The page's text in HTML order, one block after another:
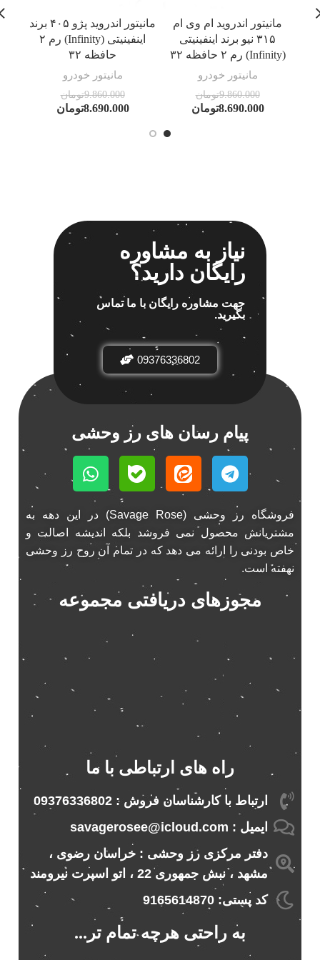
مانیتور اندروید ام وی ام
۳۱۵ نیو برند اینفینیتی
(Infinity) رم ۲ حافظه ۳۲
مانیتور خودرو
9.860.000تومان
8.690.000تومان
مانیتور اندروید پژو ۴۰۵ برند
اینفینیتی (Infinity) رم ۲
حافظه ۳۲
مانیتور خودرو
9.860.000تومان
8.690.000تومان
نیاز به مشاوره
رایگان دارید؟
جهت مشاوره رایگان با ما تماس
بگیرید.
09376336802
پیام رسان های رز وحشی
فروشگاه رز وحشی (Savage Rose) در این دهه به
مشتریانش محصول نمی فروشد بلکه اندیشه اصالت و
خاص بودنی را ارائه می دهد که در تمام آن روح رز وحشی
نهفته است.
مجوزهای دریافتی مجموعه
راه های ارتباطی با ما
ارتباط با کارشناسان فروش : 09376336802
ایمیل : savagerosee@icloud.com
دفتر مرکزی رز وحشی : خراسان رضوی ،
مشهد ، نبش جمهوری 22 ، اتو اسپرت نیرومند
کد پستی: 9165614870
به راحتی هرچه تمام تر...